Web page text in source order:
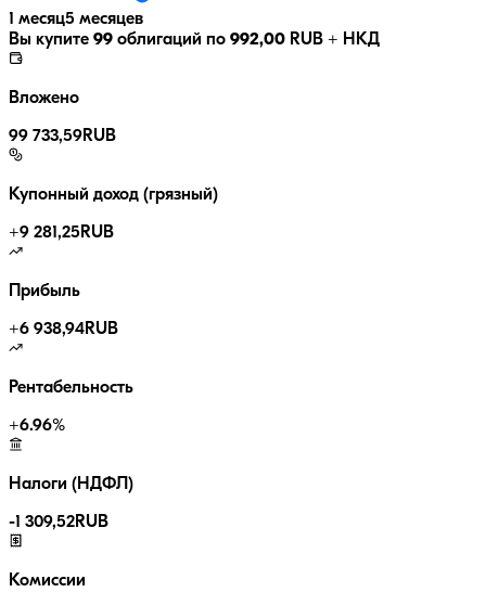
1 месяц5 месяцев
Вы купите 99 облигаций по 992,00 RUB + НКД
Вложено
99 733,59RUB
Купонный доход (грязный)
+9 281,25 RUB
Прибыль
+6 938,94RUB
Рентабельность
+6.96%
Налоги (НДФЛ)
-1 309,52RUB
Комиссии